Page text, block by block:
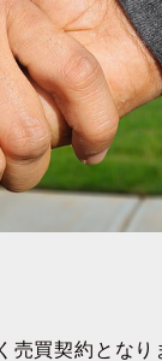
買契約となり